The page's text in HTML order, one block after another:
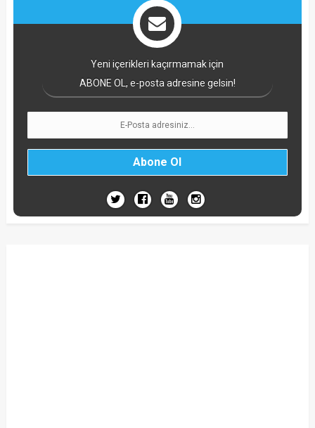
Yeni içerikleri kaçırmamak için
ABONE OL, e-posta adresine gelsin!